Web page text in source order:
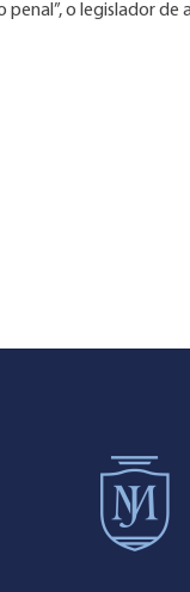
penal”, o legislador de